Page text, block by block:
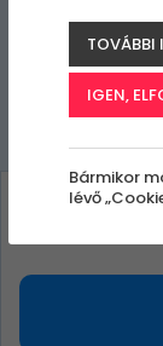
TOVÁBBI
IGEN,
Bármikor
lévő